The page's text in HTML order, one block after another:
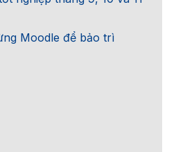
Moodle để bảo trì